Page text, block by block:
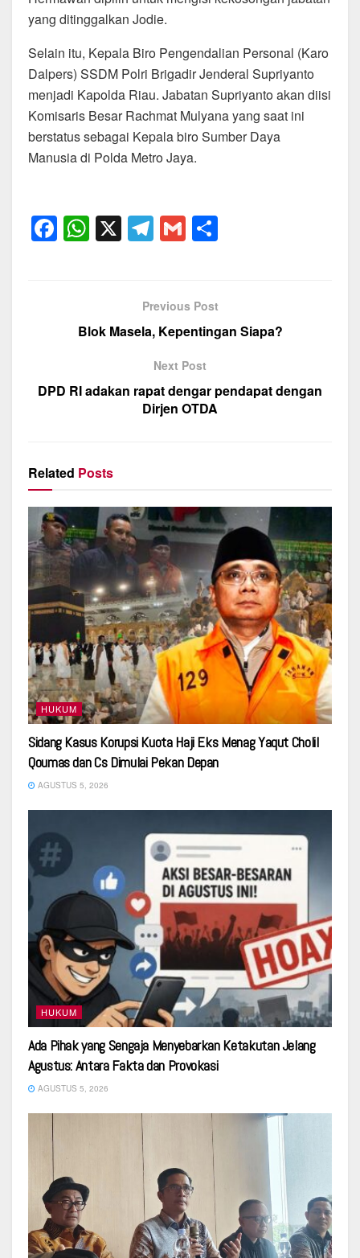
yang ditinggalkan Jodie.
Selain itu, Kepala Biro Pengendalian Personal (Karo
Dalpers) SSDM Polri Brigadir Jenderal Supriyanto
menjadi Kapolda Riau. Jabatan Supriyanto akan diisi
Komisaris Besar Rachmat Mulyana yang saat ini
berstatus sebagai Kepala biro Sumber Daya
Manusia di Polda Metro Jaya.
F
a
o
k
W
h
A
p
X T
el
gr
a
m
G
m
Previous Post
Blok Masela, Kepentingan Siapa?
Next Post
DPD RI adakan rapat dengar pendapat dengan
Dirjen OTDA
Related Posts
HUKUM
Sidang Kasus Korupsi Kuota Haji Eks Menag Yaqut Cholil
Qoumas dan Cs Dimulai Pekan Depan
AGUSTUS 5, 2026
HUKUM
Ada Pihak yang Sengaja Menyebarkan Ketakutan Jelang
Agustus: Antara Fakta dan Provokasi
AGUSTUS 5, 2026